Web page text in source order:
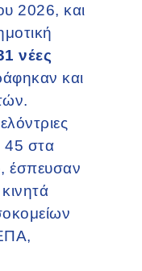
2026, και
νέες
και
45 στα
έσπευσαν